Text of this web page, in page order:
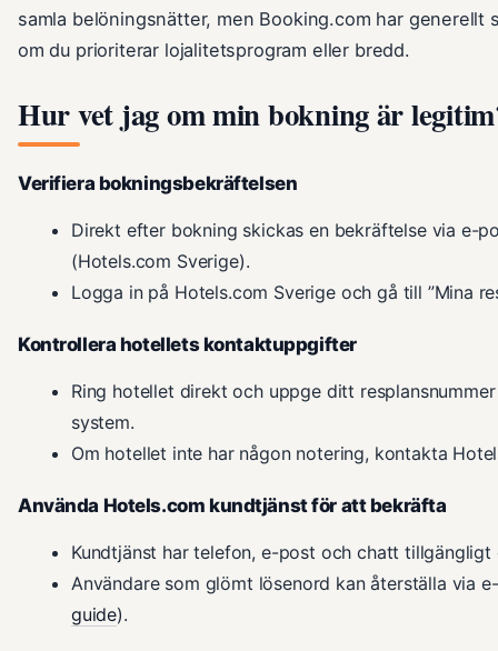
samla belöningsnätter, men Booking.com har generellt
om du prioriterar lojalitetsprogram eller bredd.
Hur vet jag om min bokning är
Verifiera bokningsbekräftelsen
Direkt efter bokning skickas en bekräftelse via e-
(Hotels.com Sverige).
Logga in på Hotels.com Sverige och gå till ”Mina
Kontrollera hotellets kontaktuppgifter
Ring hotellet direkt och uppge ditt
system.
Om hotellet inte har någon notering, kontakta
Använda Hotels.com kundtjänst för att bekräfta
Kundtjänst har telefon, e-post och chatt
Användare som glömt lösenord kan återställa via
guide).